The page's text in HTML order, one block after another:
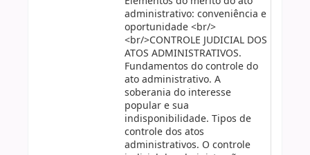
administrativo: conveniência e
oportunidade <br/>
<br/>CONTROLE JUDICIAL DOS
ATOS ADMINISTRATIVOS.
Fundamentos do controle do
ato administrativo. A
soberania do interesse
popular e sua
indisponibilidade. Tipos de
controle dos atos
administrativos. O controle